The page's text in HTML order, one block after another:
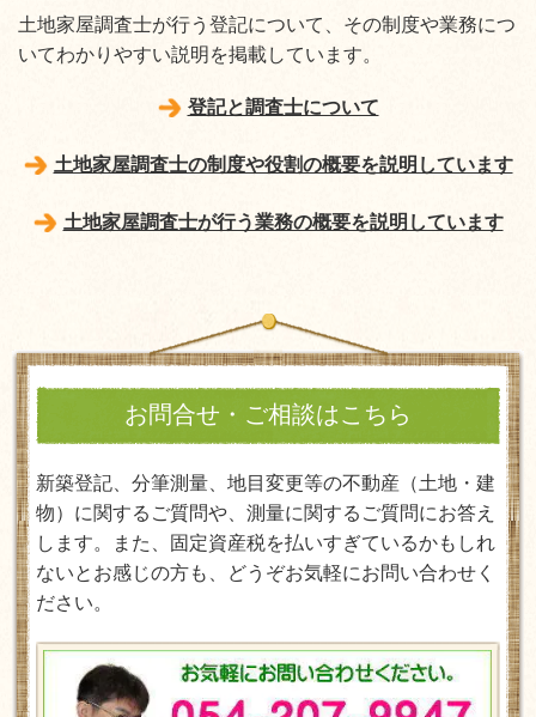
土地家屋調査士が行う登記について、その制度や業務につ
いてわかりやすい説明を掲載しています。
登記と調査士について
土地家屋調査士の制度や役割の概要を説明しています
土地家屋調査士が行う業務の概要を説明しています
お問合せ・ご相談はこちら
新築登記、分筆測量、地目変更等の不動産（土地・建
物）に関するご質問や、測量に関するご質問にお答え
します。また、固定資産税を払いすぎているかもしれ
ないとお感じの方も、どうぞお気軽にお問い合わせく
ださい。